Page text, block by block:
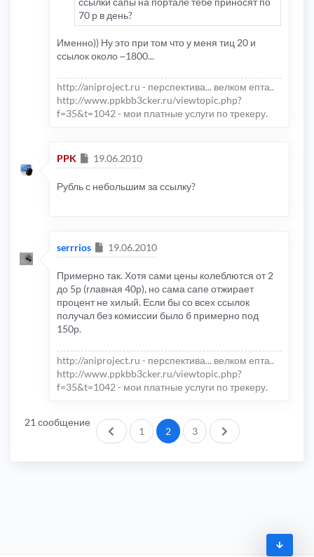
70 р в день?
Именно)) Ну это при том что у меня тиц 20 и
ссылок около ~1800...
http://aniproject.ru - перспектива... велком епта..
http://www.ppkbb3cker.ru/viewtopic.php?
f=35&t=1042 - мои платные услуги по трекеру.
PPK Сообщение
19.06.2010
Рубль с небольшим за ссылку?
serrrios Сообщение
19.06.2010
Примерно так. Хотя сами цены колеблются от 2
до 5р (главная 40р), но сама сапе отжирает
процент не хилый. Если бы со всех ссылок
получал без комиссии было б примерно под
150р.
http://aniproject.ru - перспектива... велком епта..
http://www.ppkbb3cker.ru/viewtopic.php?
f=35&t=1042 - мои платные услуги по трекеру.
21 сообщение
Пред.1 2 3 След.